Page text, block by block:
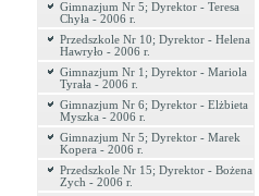
Gimnazjum Nr 5; Dyrektor - Teresa
Chyła - 2006 r.
Przedszkole Nr 10; Dyrektor - Helena
Hawryło - 2006 r.
Gimnazjum Nr 1; Dyrektor - Mariola
Tyrała - 2006 r.
Gimnazjum Nr 6; Dyrektor - Elżbieta
Myszka - 2006 r.
Gimnazjum Nr 5; Dyrektor - Marek
Kopera - 2006 r.
Przedszkole Nr 15; Dyrektor - Bożena
Zych - 2006 r.